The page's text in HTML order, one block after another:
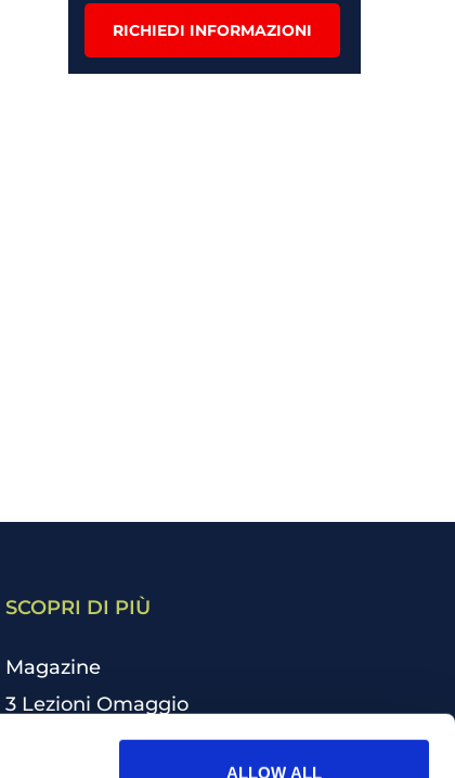
ALLOW ALL
RICHIEDI INFORMAZIONI
SCOPRI DI PIÙ
Magazine
3 Lezioni Omaggio